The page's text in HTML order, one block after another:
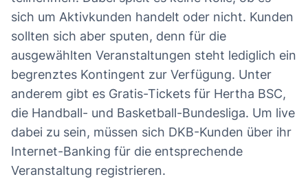
sich um Aktivkunden handelt oder nicht. Kunden
sollten sich aber sputen, denn für die
ausgewählten Veranstaltungen steht lediglich ein
begrenztes Kontingent zur Verfügung. Unter
anderem gibt es Gratis-Tickets für Hertha BSC,
die Handball- und Basketball-Bundesliga. Um live
dabei zu sein, müssen sich DKB-Kunden über ihr
Internet-Banking für die entsprechende
Veranstaltung registrieren.